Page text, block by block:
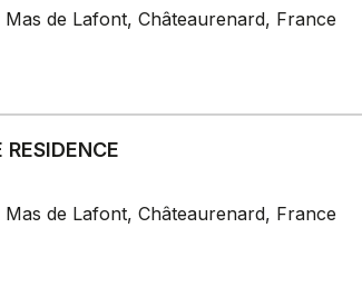
de Lafont, Châteaurenard, France
RESIDENCE
de Lafont, Châteaurenard, France